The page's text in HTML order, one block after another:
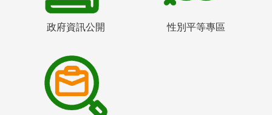
政府資訊公開 性別平等專區